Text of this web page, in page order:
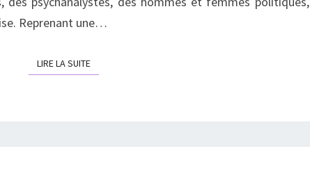
Reprenant une…
LIRE LA SUITELIRE LA SUITE